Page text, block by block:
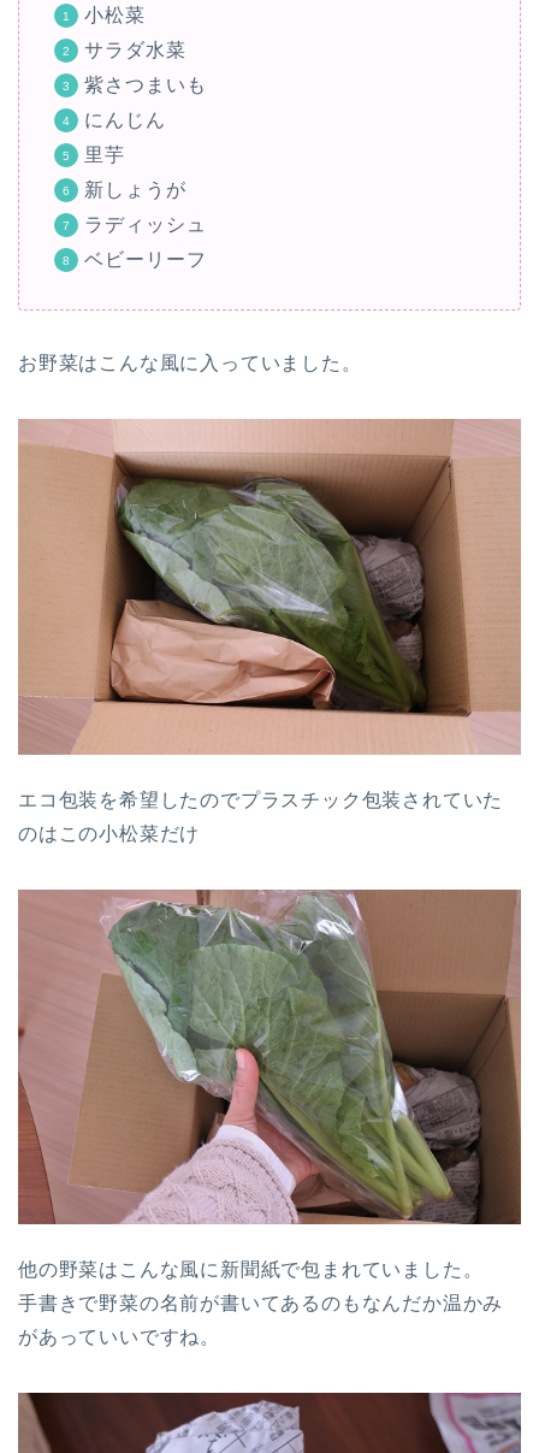
小松菜
サラダ水菜
紫さつまいも
にんじん
里芋
新しょうが
ラディッシュ
ベビーリーフ
お野菜はこんな風に入っていました。
エコ包装を希望したのでプラスチック包装されていた
のはこの小松菜だけ
他の野菜はこんな風に新聞紙で包まれていました。
手書きで野菜の名前が書いてあるのもなんだか温かみ
があっていいですね。